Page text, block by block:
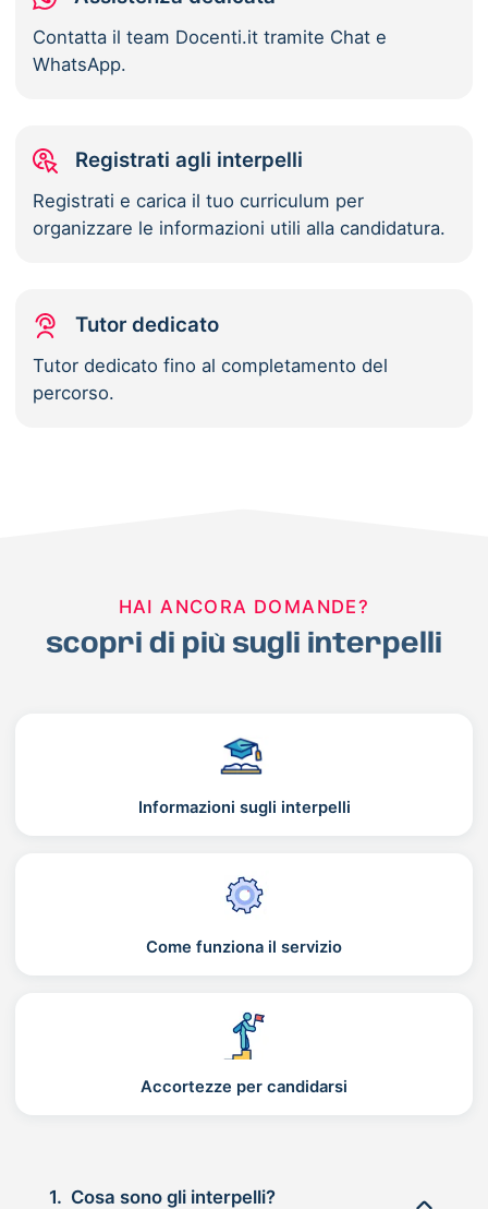
Contatta il team Docenti.it tramite Chat e
WhatsApp.
Registrati agli interpelli
Registrati e carica il tuo curriculum per
organizzare le informazioni utili alla candidatura.
Tutor dedicato
Tutor dedicato fino al completamento del
percorso.
HAI ANCORA DOMANDE?
scopri di più sugli interpelli
Informazioni sugli interpelli
Come funziona il servizio
Accortezze per candidarsi
1. Cosa sono gli interpelli?